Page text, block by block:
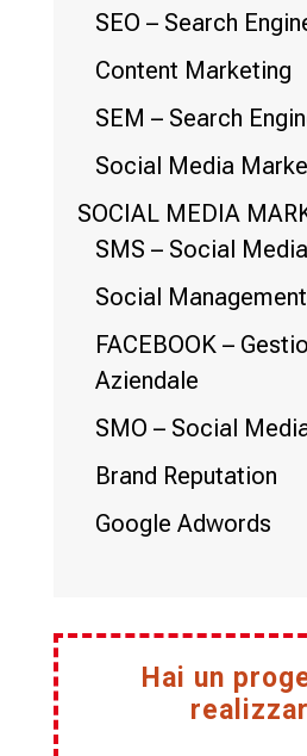
SEO – Search
Content Marketing
SEM – Search
Social Media
SOCIAL MEDIA
SMS – Social
Social Management
FACEBOOK –
Aziendale
SMO – Social
Brand Reputation
Google Adwords
Hai un